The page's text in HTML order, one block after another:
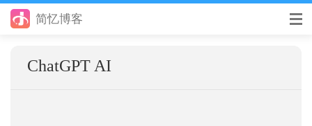
简忆博客
ChatGPT AI